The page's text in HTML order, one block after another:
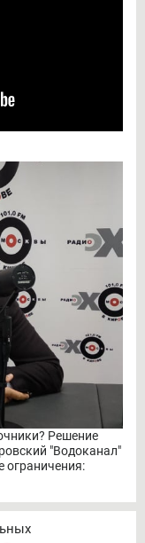
Решение
"Водоканал"
ограничения: